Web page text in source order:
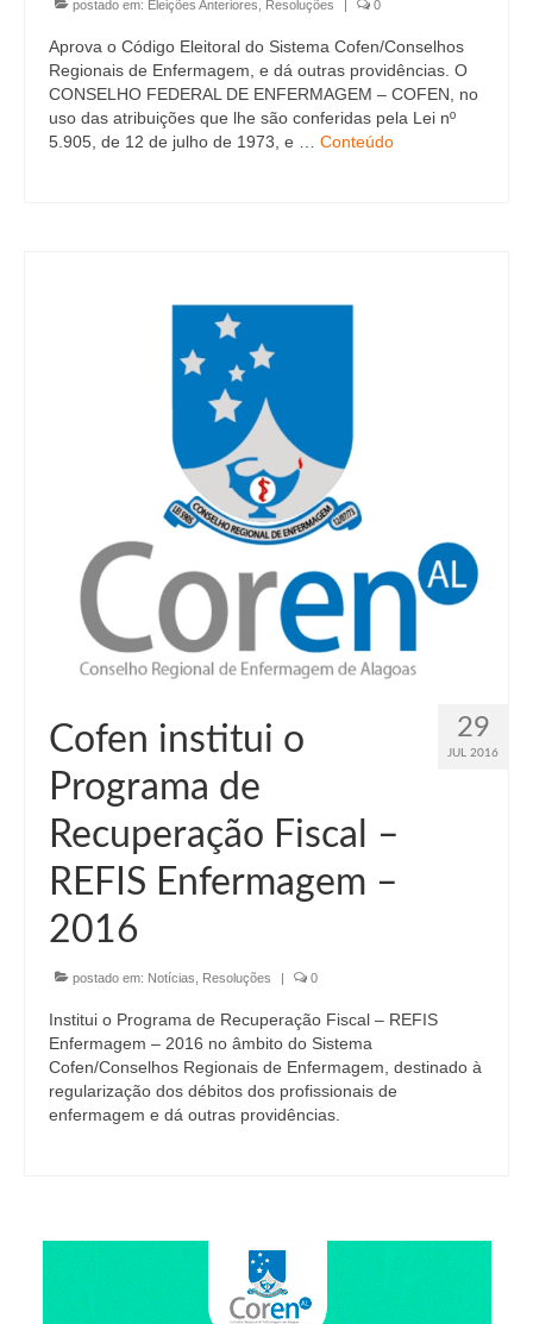
Editais e licitação
Eleições
Fiscalização
Responsabilidade Técnica
Desagravo Público
Processos Éticos
Censura Pública
Suspensão do Exercício Profissional
Para Você
Procedimento para registro
Valores dos serviços
Reserva de auditório
Notícias
Ouvidoria
Contatos
Fale Conosco
NEP
postado em: Eleições Anteriores Resoluções | 0
Aprova o Código Eleitoral do Sistema Cofen/Conselhos
Regionais de Enfermagem, e dá outras providências. O
CONSELHO FEDERAL DE ENFERMAGEM – COFEN, no
uso das atribuições que lhe são conferidas pela Lei nº
5.905, de 12 de julho de 1973, e … Conteúdo
29
JUL 2016
Cofen institui o
Programa de
Recuperação Fiscal –
REFIS Enfermagem –
2016
postado em: Notícias Resoluções | 0
Institui o Programa de Recuperação Fiscal – REFIS
Enfermagem – 2016 no âmbito do Sistema
Cofen/Conselhos Regionais de Enfermagem, destinado à
regularização dos débitos dos profissionais de
enfermagem e dá outras providências.